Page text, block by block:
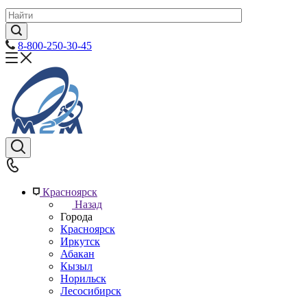
8-800-250-30-45
Красноярск
Назад
Города
Красноярск
Иркутск
Абакан
Кызыл
Норильск
Лесосибирск